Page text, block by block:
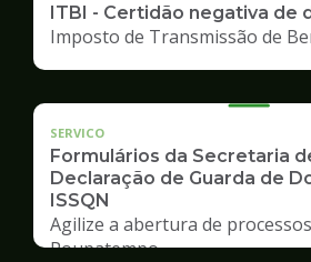
ITBI - Certidão negativa de
Imposto de Transmissão de
SERVICO
Formulários da Secretaria
Declaração de Guarda de
ISSQN
Agilize a abertura de
Poupatempo